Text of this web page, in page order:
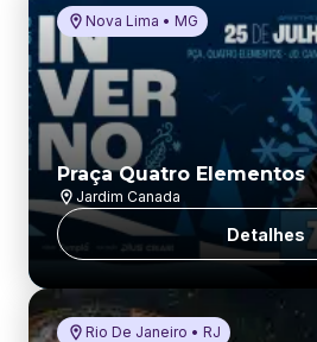
Nova Lima • MG
Praça Quatro Elementos
Jardim Canada
Detalhes
Rio De Janeiro • RJ